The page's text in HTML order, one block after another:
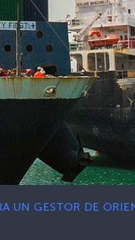
UN GESTOR DE